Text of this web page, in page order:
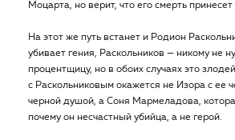
Моцарта, но верит, что его смерть принесет
На этот же путь встанет и Родион
убивает гения, Раскольников — никому не
процентщицу, но в обоих случаях это
с Раскольниковым окажется не Изора с ее
черной душой, а Соня Мармеладова,
почему он несчастный убийца, а не герой.